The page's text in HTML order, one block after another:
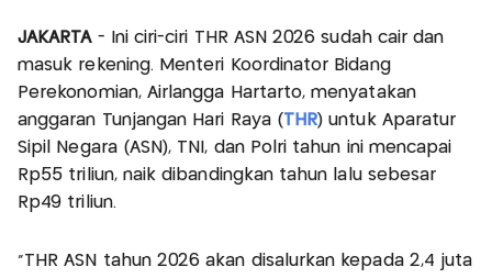
JAKARTA- Ini ciri-ciri THR ASN 2026 sudah cair dan
masuk rekening. Menteri Koordinator Bidang
Perekonomian, Airlangga Hartarto, menyatakan
anggaran Tunjangan Hari Raya (THR) untuk Aparatur
Sipil Negara (ASN), TNI, dan Polri tahun ini mencapai
Rp55 triliun, naik dibandingkan tahun lalu sebesar
Rp49 triliun.
“THR ASN tahun 2026 akan disalurkan kepada 2,4 juta